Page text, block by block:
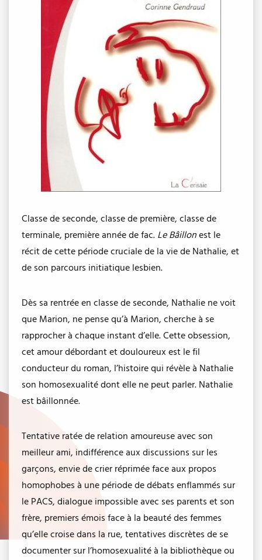
Classe de seconde, classe de première, classe de
terminale, première année de fac. Le Bâillonest le
récit de cette période cruciale de la vie de Nathalie, et
de son parcours initiatique lesbien.
Dès sa rentrée en classe de seconde, Nathalie ne voit
que Marion, ne pense qu’à Marion, cherche à se
rapprocher à chaque instant d’elle. Cette obsession,
cet amour débordant et douloureux est le fil
conducteur du roman, l’histoire qui révèle à Nathalie
son homosexualité dont elle ne peut parler. Nathalie
est bâillonnée.
Tentative ratée de relation amoureuse avec son
meilleur ami, indifférence aux discussions sur les
garçons, envie de crier réprimée face aux propos
homophobes à une période de débats enflammés sur
le PACS, dialogue impossible avec ses parents et son
frère, premiers émois face à la beauté des femmes
qu’elle croise dans la rue, tentatives discrètes de se
documenter sur l’homosexualité à la bibliothèque ou